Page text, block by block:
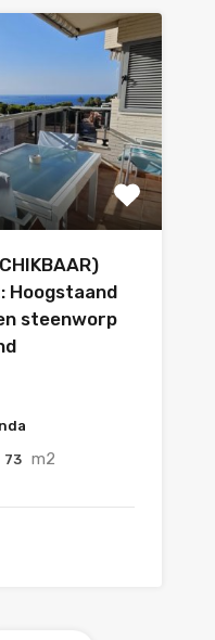
Hoogstaand
steenworp
73 m2